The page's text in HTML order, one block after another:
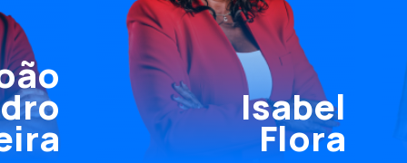
Isabel
Flora